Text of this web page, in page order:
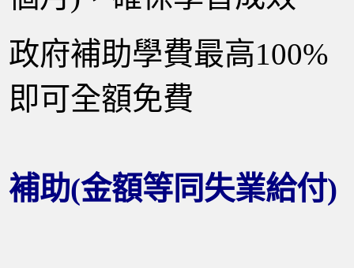
政府補助學費最高
即可全額免費
補助(金額等同失業給付)